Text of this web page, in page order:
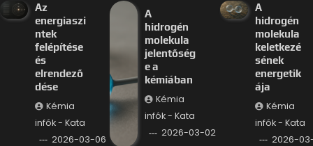
Az
energiaszi
ntek
felépítése
és
elrendező
dése
Kémia
infók - Kata
2026-03-06
A
hidrogén
molekula
jelentőség
e a
kémiában
Kémia
infók - Kata
2026-03-02
A
hidrogén
molekula
keletkezé
sének
energetik
ája
Kémia
infók - Kata
2026-